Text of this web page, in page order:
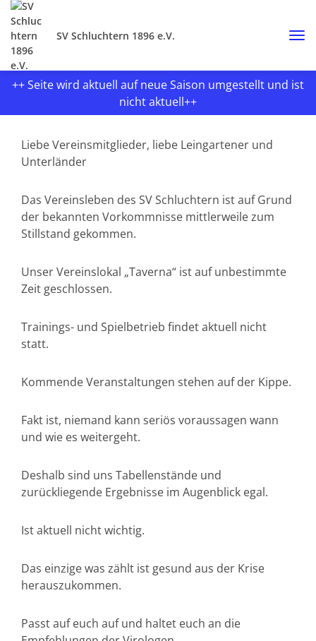
SV Schluchtern 1896 e.V.
++ Seite wird aktuell auf neue Saison umgestellt und ist
nicht aktuell++
Liebe Vereinsmitglieder, liebe Leingartener und
Unterländer
Das Vereinsleben des SV Schluchtern ist auf Grund
der bekannten Vorkommnisse mittlerweile zum
Stillstand gekommen.
Unser Vereinslokal „Taverna“ ist auf unbestimmte
Zeit geschlossen.
Trainings- und Spielbetrieb findet aktuell nicht
statt.
Kommende Veranstaltungen stehen auf der Kippe.
Fakt ist, niemand kann seriös voraussagen wann
und wie es weitergeht.
Deshalb sind uns Tabellenstände und
zurückliegende Ergebnisse im Augenblick egal.
Ist aktuell nicht wichtig.
Das einzige was zählt ist gesund aus der Krise
herauszukommen.
Passt auf euch auf und haltet euch an die